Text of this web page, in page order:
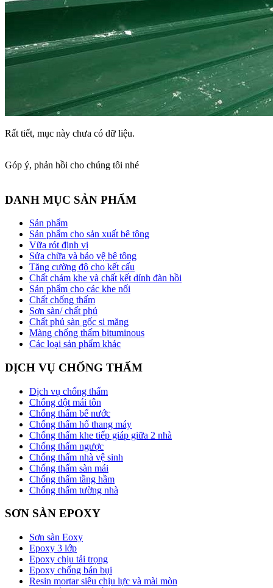
Rất tiết, mục này chưa có dữ liệu.
Góp ý, phản hồi cho chúng tôi nhé
DANH MỤC SẢN PHẨM
Sản phẩm
Sản phẩm cho sản xuất bê tông
Vữa rót định vị
Sửa chữa và bảo vệ bê tông
Tăng cường độ cho kết cấu
Chất chám khe và chất kết dính đàn hồi
Sản phẩm cho các khe nối
Chất chống thấm
Sơn sàn/ chất phủ
Chất phủ sàn gốc si măng
Màng chống thấm bituminous
Các loại sản phẩm khác
DỊCH VỤ CHỐNG THẤM
Dịch vụ chống thấm
Chống dột mái tôn
Chống thấm bể nước
Chống thấm hố thang máy
Chống thấm khe tiếp giáp giữa 2 nhà
Chống thấm ngược
Chống thấm nhà vệ sinh
Chống thấm sàn mái
Chống thấm tầng hầm
Chống thấm tường nhà
SƠN SÀN EPOXY
Sơn sàn Eoxy
Epoxy 3 lớp
Epoxy chịu tải trọng
Epoxy chống bán bụi
Resin mortar siêu chịu lực và mài mòn